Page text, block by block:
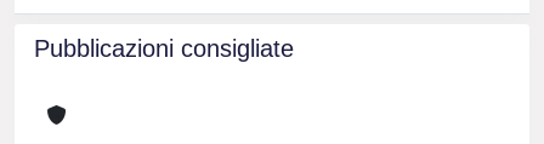
Pubblicazioni consigliate